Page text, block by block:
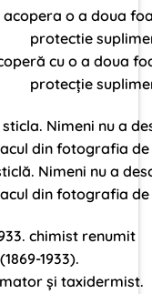
cu o a doua
protecție
Nimeni nu a
din fotografia
1933).
și taxidermist.